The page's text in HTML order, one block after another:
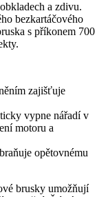
a zdivu.
bezkartáčového
s příkonem 700
zajišťuje
vypne nářadí v
motoru a
opětovnému
brusky umožňují